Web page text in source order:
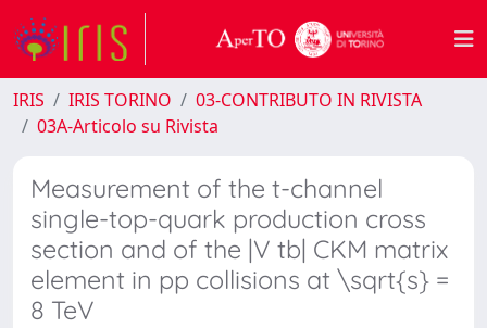
IRIS IRIS TORINO
03-CONTRIBUTO IN RIVISTA
03A-Articolo su Rivista
Measurement of the t-channel
single-top-quark production cross
section and of the |V tb| CKM matrix
element in pp collisions at \sqrt{s} =
8 TeV